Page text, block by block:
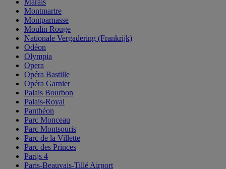
Marais
Montmartre
Montparnasse
Moulin Rouge
Nationale Vergadering (Frankrijk)
Odéon
Olympia
Opera
Opéra Bastille
Opéra Garnier
Palais Bourbon
Palais-Royal
Panthéon
Parc Monceau
Parc Montsouris
Parc de la Villette
Parc des Princes
Parijs 4
Paris-Beauvais-Tillé Airport